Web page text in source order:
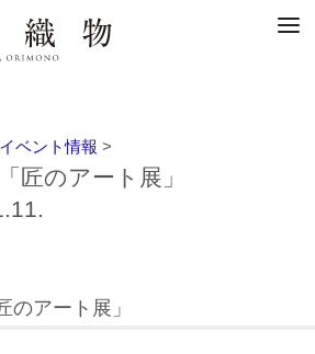
イベント情報 >
匠のアート展」
のアート展」